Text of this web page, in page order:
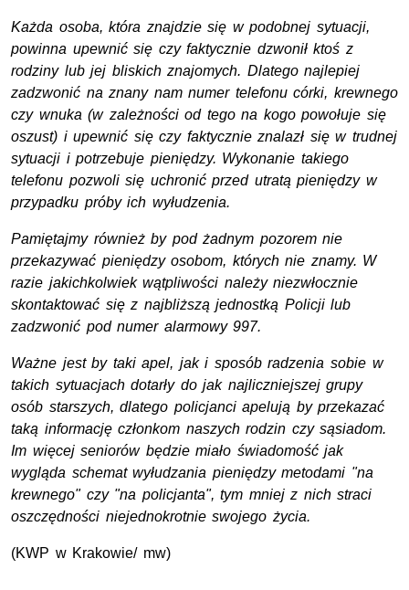
Każda osoba, która znajdzie się w podobnej sytuacji,
powinna upewnić się czy faktycznie dzwonił ktoś z
rodziny lub jej bliskich znajomych. Dlatego najlepiej
zadzwonić na znany nam numer telefonu córki, krewnego
czy wnuka (w zależności od tego na kogo powołuje się
oszust) i upewnić się czy faktycznie znalazł się w trudnej
sytuacji i potrzebuje pieniędzy. Wykonanie takiego
telefonu pozwoli się uchronić przed utratą pieniędzy w
przypadku próby ich wyłudzenia.
Pamiętajmy również by pod żadnym pozorem nie
przekazywać pieniędzy osobom, których nie znamy. W
razie jakichkolwiek wątpliwości należy niezwłocznie
skontaktować się z najbliższą jednostką Policji lub
zadzwonić pod numer alarmowy 997.
Ważne jest by taki apel, jak i sposób radzenia sobie w
takich sytuacjach dotarły do jak najliczniejszej grupy
osób starszych, dlatego policjanci apelują by przekazać
taką informację członkom naszych rodzin czy sąsiadom.
Im więcej seniorów będzie miało świadomość jak
wygląda schemat wyłudzania pieniędzy metodami "na
krewnego" czy "na policjanta", tym mniej z nich straci
oszczędności niejednokrotnie swojego życia.
(KWP w Krakowie/ mw)